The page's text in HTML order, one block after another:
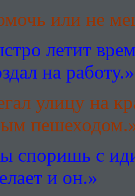
или не
летит
на работу.»
улицу на
споришь с
и он.»